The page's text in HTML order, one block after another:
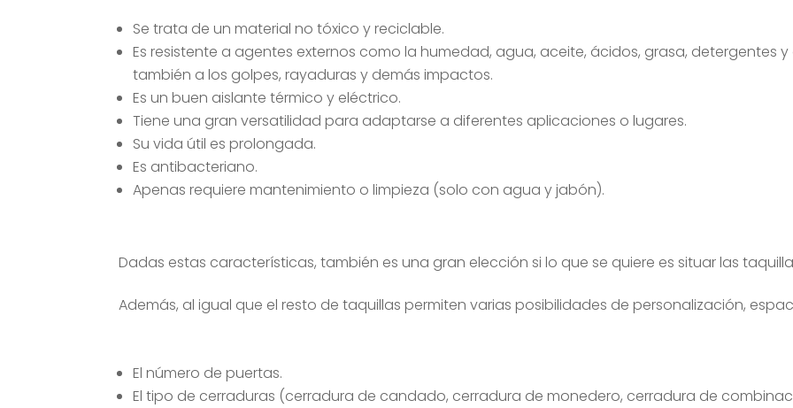
Se trata de un material no tóxico y reciclable.
Es resistente a agentes externos como la humedad, agua, aceite, ácidos, grasa, detergentes
también a los golpes, rayaduras y demás impactos.
Es un buen aislante térmico y eléctrico.
Tiene una gran versatilidad para adaptarse a diferentes aplicaciones o lugares.
Su vida útil es prolongada.
Es antibacteriano.
Apenas requiere mantenimiento o limpieza (solo con agua y jabón).
Dadas estas características, también es una gran elección si lo que se quiere es situar las
Además, al igual que el resto de taquillas permiten varias posibilidades de personalización,
El número de puertas.
El tipo de cerraduras (cerradura de candado, cerradura de monedero, cerradura de